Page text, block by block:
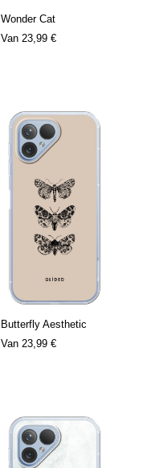
Wonder Cat
Van 23,99 €
Butterfly Aesthetic
Van 23,99 €